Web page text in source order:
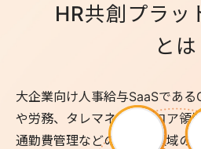
HR共創 プラ ッ
と は
大企業向け人事給与SaaSであ
や労務、タレマネなどのコア領
通勤費管理などの
非コア領域の